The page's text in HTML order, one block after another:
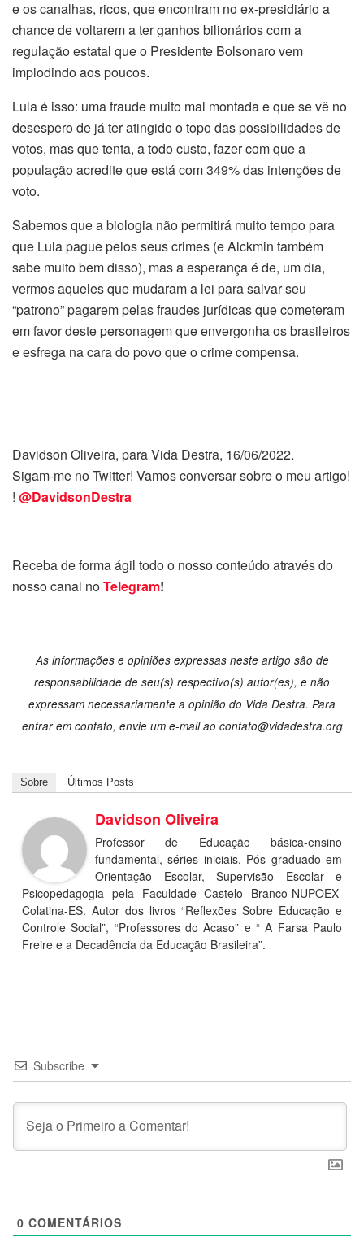
e os canalhas, ricos, que encontram no ex-presidiário a
chance de voltarem a ter ganhos bilionários com a
regulação estatal que o Presidente Bolsonaro vem
implodindo aos poucos.
Lula é isso: uma fraude muito mal montada e que se vê no
desespero de já ter atingido o topo das possibilidades de
votos, mas que tenta, a todo custo, fazer com que a
população acredite que está com 349% das intenções de
voto.
Sabemos que a biologia não permitirá muito tempo para
que Lula pague pelos seus crimes (e Alckmin também
sabe muito bem disso), mas a esperança é de, um dia,
vermos aqueles que mudaram a lei para salvar seu
“patrono” pagarem pelas fraudes jurídicas que cometeram
em favor deste personagem que envergonha os brasileiros
e esfrega na cara do povo que o crime compensa.
Davidson Oliveira, para Vida Destra, 16/06/2022.
Sigam-me no Twitter! Vamos conversar sobre o meu artigo!
! @DavidsonDestra
Receba de forma ágil todo o nosso conteúdo através do
nosso canal noTelegram!
As informações e opiniões expressas neste artigo são de
responsabilidade de seu(s) respectivo(s) autor(es), e não
expressam necessariamente a opinião do Vida Destra. Para
entrar em contato, envie um e-mail ao contato@vidadestra.org
Sobre Últimos Posts
Davidson Oliveira
Professor de Educação básica-ensino
fundamental, séries iniciais. Pós graduado em
Orientação Escolar, Supervisão Escolar e
Psicopedagogia pela Faculdade Castelo Branco-NUPOEX-
Colatina-ES. Autor dos livros “Reflexões Sobre Educação e
Controle Social”, “Professores do Acaso” e “ A Farsa Paulo
Freire e a Decadência da Educação Brasileira”.
Subscribe
0 COMENTÁRIOS